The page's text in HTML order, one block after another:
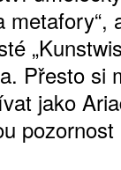
Přesto si
jako